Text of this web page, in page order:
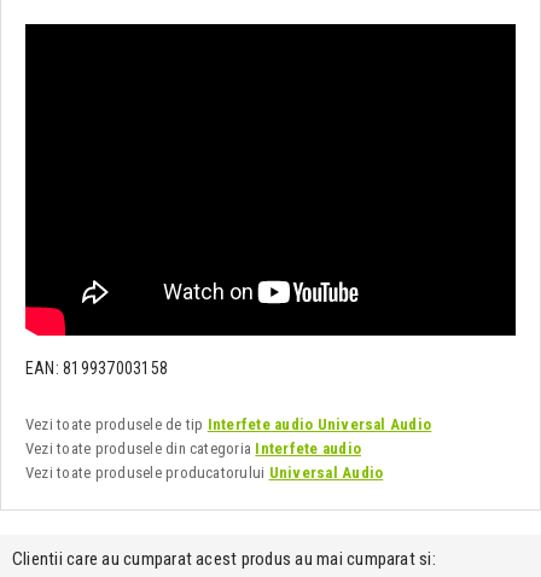
EAN: 819937003158
Vezi toate produsele de tip Interfete audio Universal Audio
Vezi toate produsele din categoria Interfete audio
Vezi toate produsele producatorului Universal Audio
Clientii care au cumparat acest produs au mai cumparat si: